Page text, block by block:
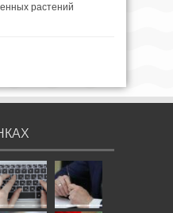
растений